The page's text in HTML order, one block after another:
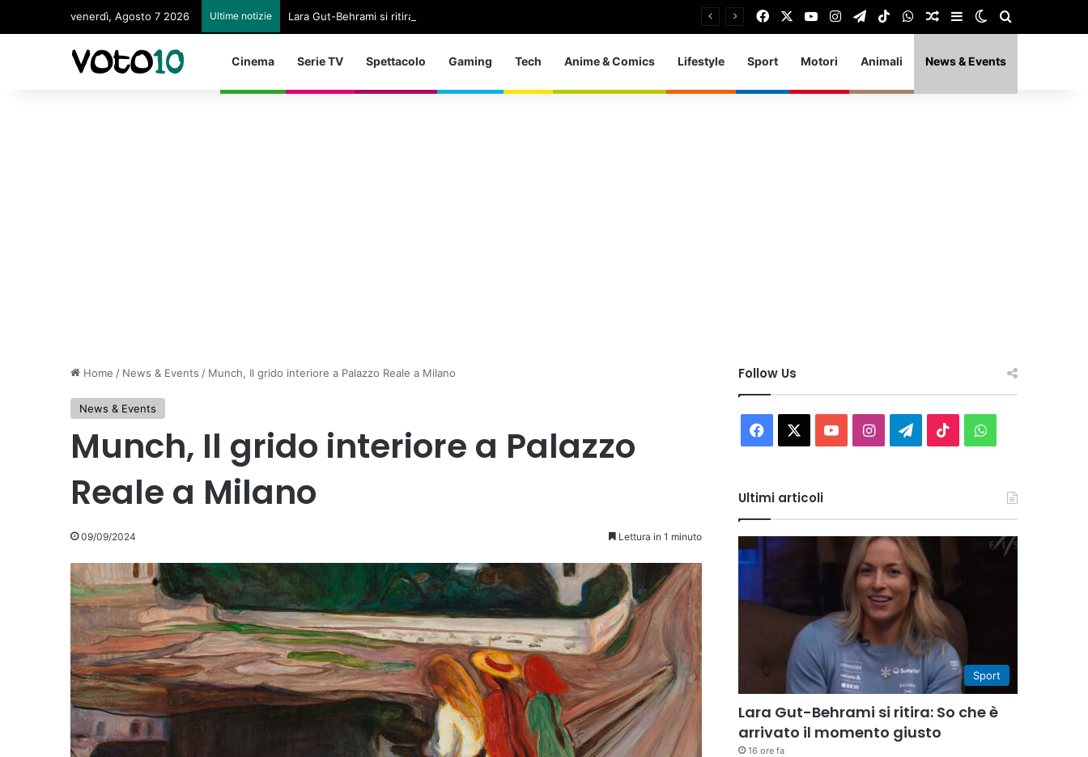
venerdì, Agosto 7 2026 Ultime notizie Lara Gut-Behrami si ritira: So che è arrivato il momento giusto FacebookYou TubeInstagram
TelegramTikTokWhatsApp
Articolo Random
Barra laterale
Cambia aspetto
Cinema Serie TV Spettacolo Gaming Tech Anime & Comics Lifestyle Sport Motori Animali News & Events
Home / News & Events / Munch, Il grido interiore a Palazzo Reale a Milano
News & Events
Munch, Il grido interiore a Palazzo
Reale a Milano
09/09/2024 Lettura in 1 minuto
Follow Us
Facebook You InstagramTelegram
TikTokWhatsApp
Ultimi articoli
Sport
Lara Gut-Behrami si ritira: So che è
arrivato il momento giusto
16 ore fa